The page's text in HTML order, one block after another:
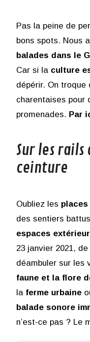
Pas la peine de
bons spots. Nous
balades dans le
Car si la culture
dépérir. On troque
charentaises pour
promenades. Par
Sur les
ceinture
Oubliez les
des sentiers
espaces
23 janvier 2021,
déambuler sur les
faune et la flore
la ferme urbaine
balade sonore
n’est-ce pas ? Le